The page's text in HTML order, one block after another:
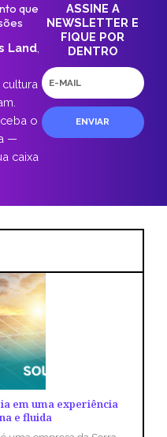
que
Land
o
—
caixa
ASSINE A
NEWSLETTER E
FIQUE POR
DENTRO
E-
mail
ENVIAR
em uma experiência
e fluida